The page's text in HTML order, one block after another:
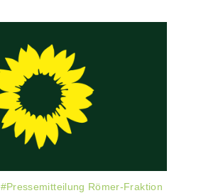
#Pressemitteilung Römer-Fraktion